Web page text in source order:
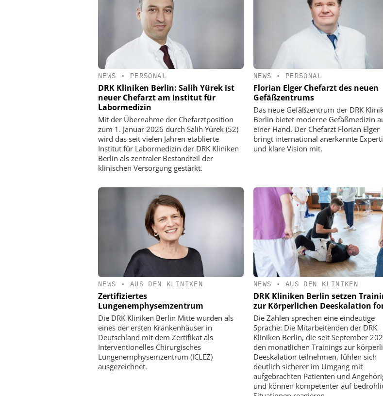
NEWS • PERSONAL
DRK Kliniken Berlin: Salih Yürek ist
neuer Chefarzt am Institut für
Labormedizin
Mit der Übernahme der Chefarztposition
zum 1. Januar 2026 durch Salih Yürek (52)
wird das seit vielen Jahren etablierte
Institut für Labormedizin der DRK Kliniken
Berlin als zentraler Bestandteil der
klinischen Versorgung gestärkt.
NEWS • PERSONAL
Florian Elger Chefarzt des neuen
Gefäßzentrums
Das neue Gefäßzentrum der DRK
Berlin bietet moderne Gefäßmedizin
einer Hand. Der Chefarzt Florian Elger
bringt international anerkannte
und klare Vision mit.
NEWS • AUS DEN KLINIKEN
Zertifiziertes
Lungenemphysemzentrum
Die DRK Kliniken Berlin Mitte wurden als
eines der ersten Krankenhäuser in
Deutschland mit dem Zertifikat als
Interventionelles Chirurgisches
Lungenemphysemzentrum (ICLEZ)
ausgezeichnet.
NEWS • AUS DEN KLINIKEN
DRK Kliniken Berlin setzen
zur Körperlichen Deeskalation
Die Zahlen sprechen eine eindeutige
Sprache: Die Mitarbeitenden der DRK
Kliniken Berlin, die seit September
den monatlichen Trainings zur
Deeskalation teilnehmen, fühlen sich
deutlich sicherer im Umgang mit
aufgebrachten Patienten und
und können kompetenter auf